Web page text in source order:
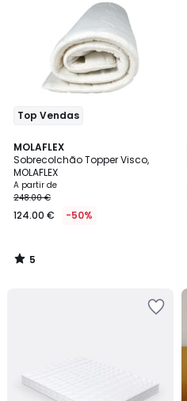
Top Vendas
MOLAFLEX
Sobrecolchão Topper Visco,
MOLAFLEX
A partir de
248.00 €
124.00 € -50%
5
/
5
5
/